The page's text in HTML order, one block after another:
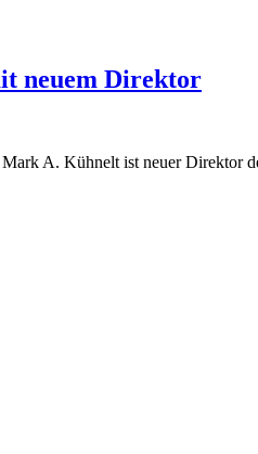
neuem Direktor
A. Kühnelt ist neuer Direktor